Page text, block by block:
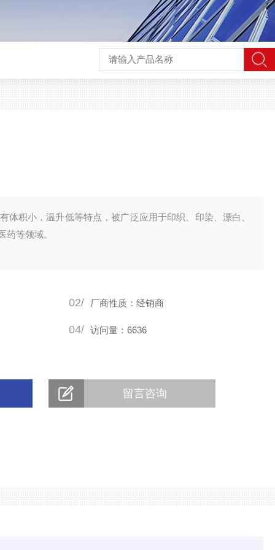
体积小，温升低等特点，被广泛应用于印织、印染、漂白、
药等领域。
02/ 厂商性质：经销商
04/ 访问量：6636
留言咨询